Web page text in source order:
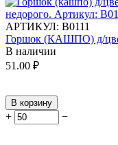
АРТИКУЛ: В0111
Горшок (КАШПО) д/
В наличии
51.00 ₽
В корзину
+ −